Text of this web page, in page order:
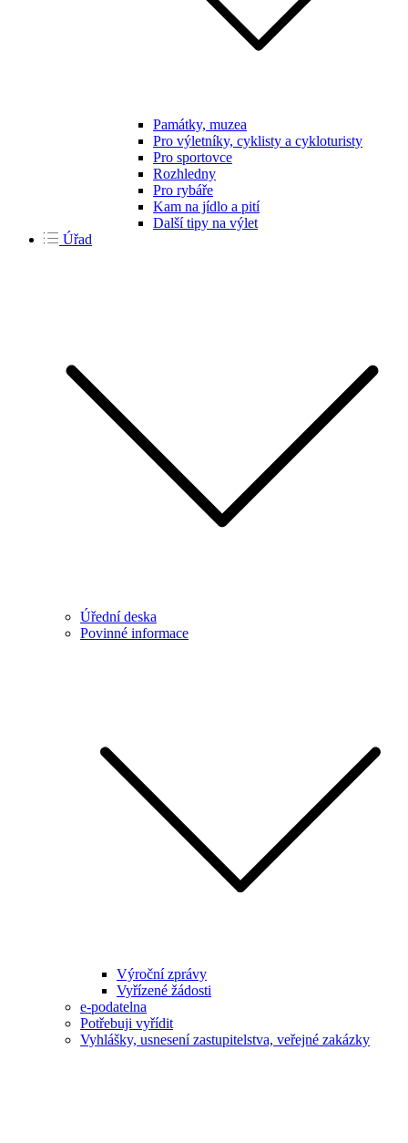
Památky, muzea
Pro výletníky, cyklisty a cykloturisty
Pro sportovce
Rozhledny
Pro rybáře
Kam na jídlo a pití
Další tipy na výlet
Úřad
Úřední deska
Povinné informace
Výroční zprávy
Vyřízené žádosti
e-podatelna
Potřebuji vyřídit
Vyhlášky, usnesení zastupitelstva, veřejné zakázky